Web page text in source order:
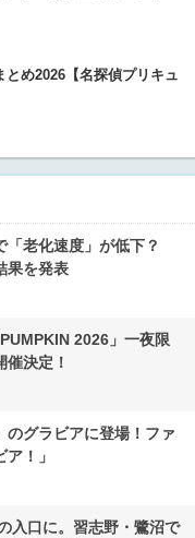
め2026【名探偵プリキュ
「老化速度」が低下？
果を発表
2026」一夜限
催決定！
のグラビアに登場！ファ
！」
入口に。習志野・鷺沼で